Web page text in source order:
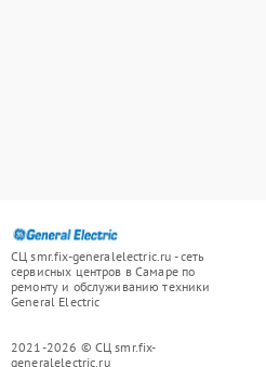
СЦ smr.fix-generalelectric.ru - сеть
сервисных центров в Самаре по
ремонту и обслуживанию техники
General Electric
2021-2026 © СЦ smr.fix-
generalelectric.ru